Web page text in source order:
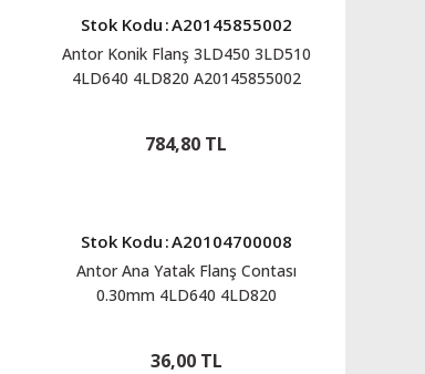
Stok Kodu :A20145855002
Antor Konik Flanş 3LD450 3LD510
4LD640 4LD820 A20145855002
784,80 TL
Stok Kodu :A20104700008
Antor Ana Yatak Flanş Contası
0.30mm 4LD640 4LD820
36,00 TL